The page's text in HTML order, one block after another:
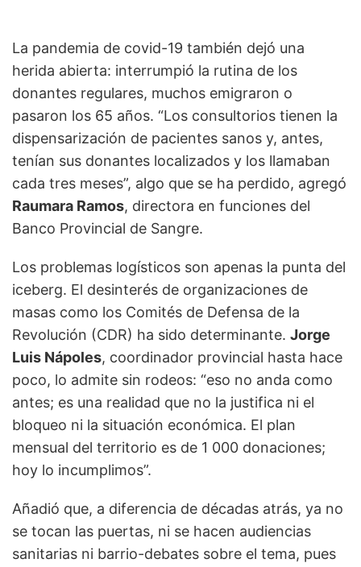
La pandemia de covid-19 también dejó una
herida abierta: interrumpió la rutina de los
donantes regulares, muchos emigraron o
pasaron los 65 años. “Los consultorios tienen la
dispensarización de pacientes sanos y, antes,
tenían sus donantes localizados y los llamaban
cada tres meses”, algo que se ha perdido, agregó
Raumara Ramos, directora en funciones del
Banco Provincial de Sangre.
Los problemas logísticos son apenas la punta del
iceberg. El desinterés de organizaciones de
masas como los Comités de Defensa de la
Revolución (CDR) ha sido determinante. Jorge
Luis Nápoles, coordinador provincial hasta hace
poco, lo admite sin rodeos: “eso no anda como
antes; es una realidad que no la justifica ni el
bloqueo ni la situación económica. El plan
mensual del territorio es de 1 000 donaciones;
hoy lo incumplimos”.
Añadió que, a diferencia de décadas atrás, ya no
se tocan las puertas, ni se hacen audiencias
sanitarias ni barrio-debates sobre el tema, pues